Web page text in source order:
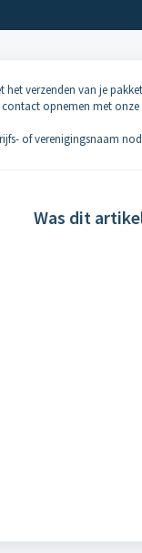
het verzenden van je pakket
opnemen met onze
of verenigingsnaam
Was dit